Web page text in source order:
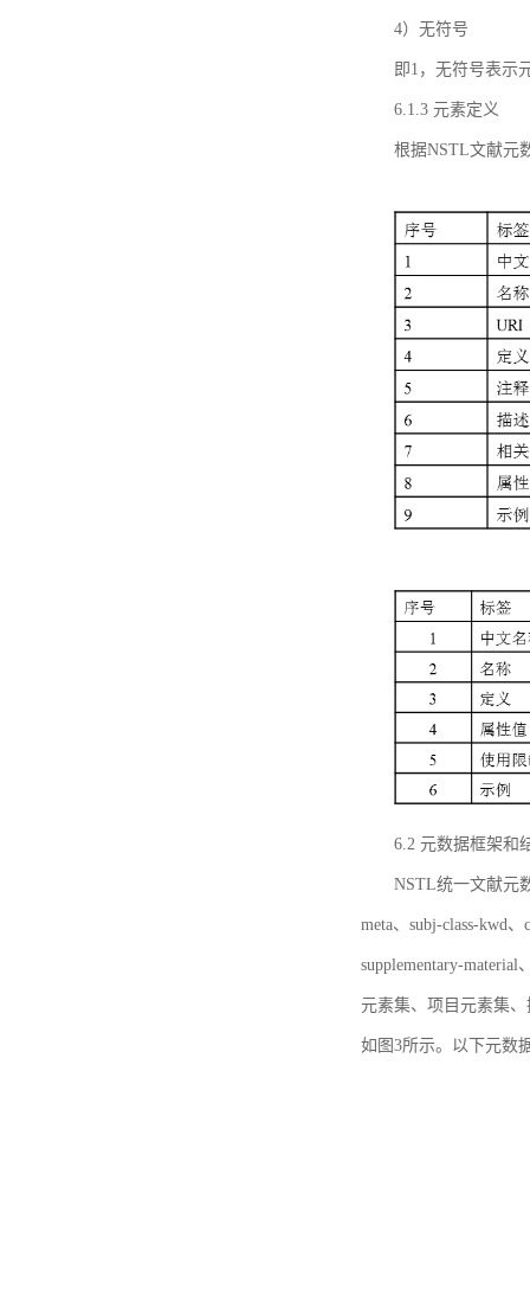
4）无符号
即1，无符号表示
6.1.3 元素定义
根据NSTL文献元
6.2 元数据框架和
NSTL统一文献元
meta、subj-class-kwd
supplementary-
元素集、项目元素集
如图3所示。以下元数